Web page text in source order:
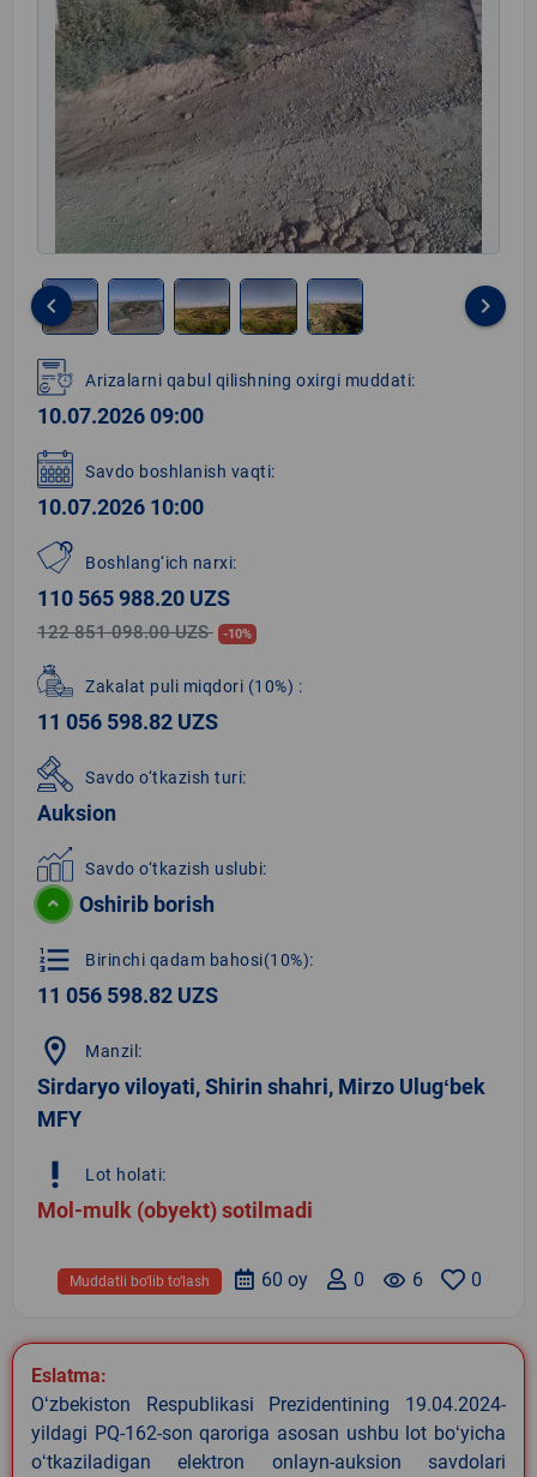
1
of
5
keyboard_arrow_left keyboard_arrow_right
Arizalarni qabul qilishning oxirgi muddati:
10.07.2026 09:00
Savdo boshlanish vaqti:
10.07.2026 10:00
Boshlang‘ich narxi:
110 565 988.20 UZS
122 851 098.00 UZS -10%
Zakalat puli miqdori (10%) :
11 056 598.82 UZS
Savdo o‘tkazish turi:
Auksion
Savdo o‘tkazish uslubi:
Oshirib borish
format_list_numbered Birinchi qadam bahosi(10%):
11 056 598.82 UZS
location_on Manzil:
Sirdaryo viloyati, Shirin shahri, Mirzo Ulugʻbek
MFY
priority_high Lot holati:
Mol-mulk (obyekt) sotilmadi
0
remove_red_eye 6
0
60 oy
Muddatli bo‘lib to‘lash
Eslatma:
Oʻzbekiston Respublikasi Prezidentining 19.04.2024-
yildagi PQ-162-son qaroriga asosan ushbu lot boʻyicha
oʻtkaziladigan elektron onlayn-auksion savdolari